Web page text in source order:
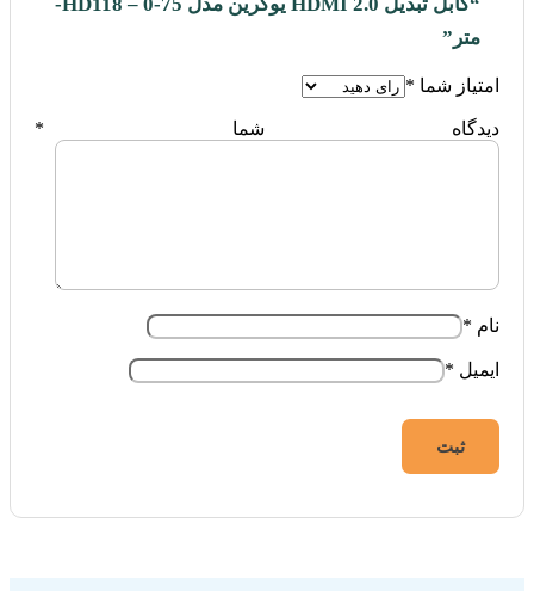
متر”
امتیاز شما *
دیدگاه شما *
نام *
ایمیل *